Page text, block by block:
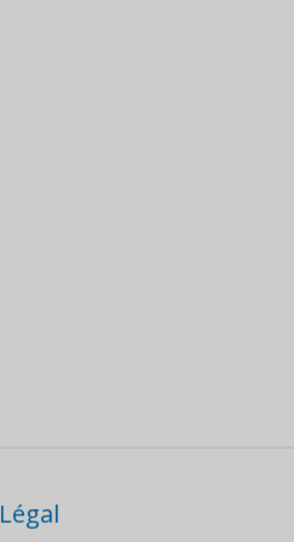
Légal